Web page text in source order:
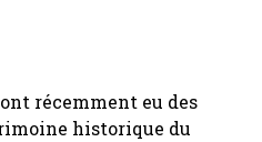
récemment eu des
historique du